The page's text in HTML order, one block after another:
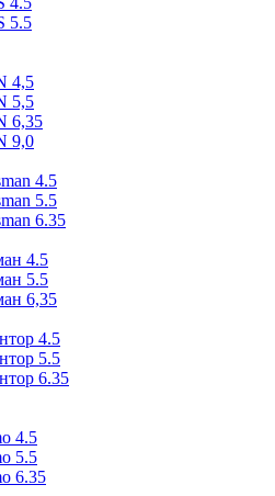
5.5
4,5
5,5
6,35
9,0
4.5
5.5
6.35
4.5
5.5
6,35
4.5
5.5
6.35
4.5
5.5
6.35